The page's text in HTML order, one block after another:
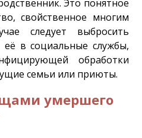
Это понятное
свойственное многим
следует выбросить
в социальные службы,
обработки
семьи или приюты.
умершего